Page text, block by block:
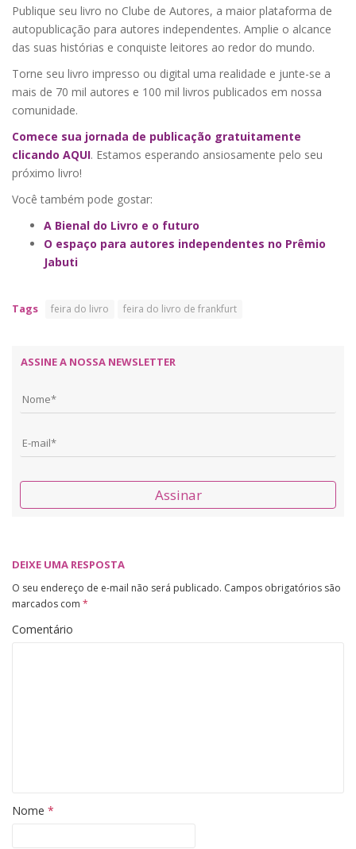
Publique seu livro no Clube de Autores, a maior plataforma de
autopublicação para autores independentes. Amplie o alcance
das suas histórias e conquiste leitores ao redor do mundo.
Torne seu livro impresso ou digital uma realidade e junte-se a
mais de 70 mil autores e 100 mil livros publicados em nossa
comunidade.
Comece sua jornada de publicação gratuitamente
clicando AQUI. Estamos esperando ansiosamente pelo seu
próximo livro!
Você também pode gostar:
A Bienal do Livro e o futuro
O espaço para autores independentes no Prêmio
Jabuti
Tags feira do livro feira do livro de frankfurt
ASSINE A NOSSA NEWSLETTER
Assinar
DEIXE UMA RESPOSTA
O seu endereço de e-mail não será publicado. Campos obrigatórios são
marcados com *
Comentário
Nome *